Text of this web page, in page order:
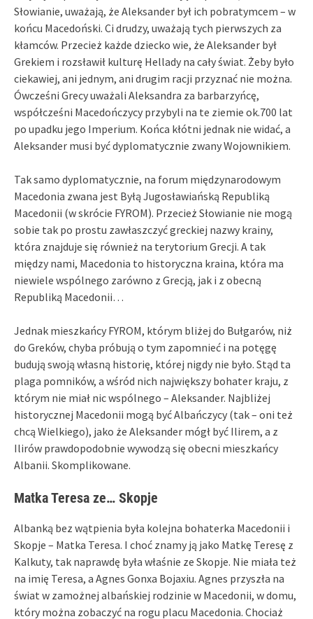
Słowianie, uważają, że Aleksander był ich pobratymcem – w
końcu Macedoński. Ci drudzy, uważają tych pierwszych za
kłamców. Przecież każde dziecko wie, że Aleksander był
Grekiem i rozsławił kulturę Hellady na cały świat. Żeby było
ciekawiej, ani jednym, ani drugim racji przyznać nie można.
Ówcześni Grecy uważali Aleksandra za barbarzyńcę,
współcześni Macedończycy przybyli na te ziemie ok.700 lat
po upadku jego Imperium. Końca kłótni jednak nie widać, a
Aleksander musi być dyplomatycznie zwany Wojownikiem.
Tak samo dyplomatycznie, na forum międzynarodowym
Macedonia zwana jest Byłą Jugosławiańską Republiką
Macedonii (w skrócie FYROM). Przecież Słowianie nie mogą
sobie tak po prostu zawłaszczyć greckiej nazwy krainy,
która znajduje się również na terytorium Grecji. A tak
między nami, Macedonia to historyczna kraina, która ma
niewiele wspólnego zarówno z Grecją, jak i z obecną
Republiką Macedonii…
Jednak mieszkańcy FYROM, którym bliżej do Bułgarów, niż
do Greków, chyba próbują o tym zapomnieć i na potęgę
budują swoją własną historię, której nigdy nie było. Stąd ta
plaga pomników, a wśród nich największy bohater kraju, z
którym nie miał nic wspólnego – Aleksander. Najbliżej
historycznej Macedonii mogą być Albańczycy (tak – oni też
chcą Wielkiego), jako że Aleksander mógł być Ilirem, a z
Ilirów prawdopodobnie wywodzą się obecni mieszkańcy
Albanii. Skomplikowane.
Matka Teresa ze… Skopje
Albanką bez wątpienia była kolejna bohaterka Macedonii i
Skopje – Matka Teresa. I choć znamy ją jako Matkę Teresę z
Kalkuty, tak naprawdę była właśnie ze Skopje. Nie miała też
na imię Teresa, a Agnes Gonxa Bojaxiu. Agnes przyszła na
świat w zamożnej albańskiej rodzinie w Macedonii, w domu,
który można zobaczyć na rogu placu Macedonia. Chociaż